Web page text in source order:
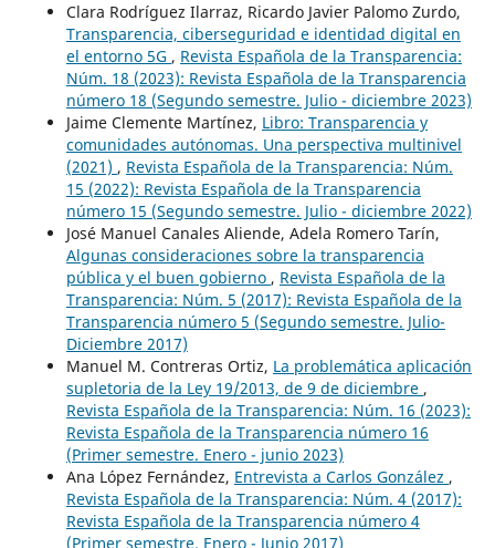
Clara Rodríguez Ilarraz, Ricardo Javier Palomo Zurdo,
Transparencia, ciberseguridad e identidad digital en
el entorno 5G , Revista Española de la Transparencia:
Núm. 18 (2023): Revista Española de la Transparencia
número 18 (Segundo semestre. Julio - diciembre 2023)
Jaime Clemente Martínez, Libro: Transparencia y
comunidades autónomas. Una perspectiva multinivel
(2021) , Revista Española de la Transparencia: Núm.
15 (2022): Revista Española de la Transparencia
número 15 (Segundo semestre. Julio - diciembre 2022)
José Manuel Canales Aliende, Adela Romero Tarín,
Algunas consideraciones sobre la transparencia
pública y el buen gobierno , Revista Española de la
Transparencia: Núm. 5 (2017): Revista Española de la
Transparencia número 5 (Segundo semestre. Julio-
Diciembre 2017)
Manuel M. Contreras Ortiz, La problemática aplicación
supletoria de la Ley 19/2013, de 9 de diciembre ,
Revista Española de la Transparencia: Núm. 16 (2023):
Revista Española de la Transparencia número 16
(Primer semestre. Enero - junio 2023)
Ana López Fernández, Entrevista a Carlos González ,
Revista Española de la Transparencia: Núm. 4 (2017):
Revista Española de la Transparencia número 4
(Primer semestre. Enero - Junio 2017)